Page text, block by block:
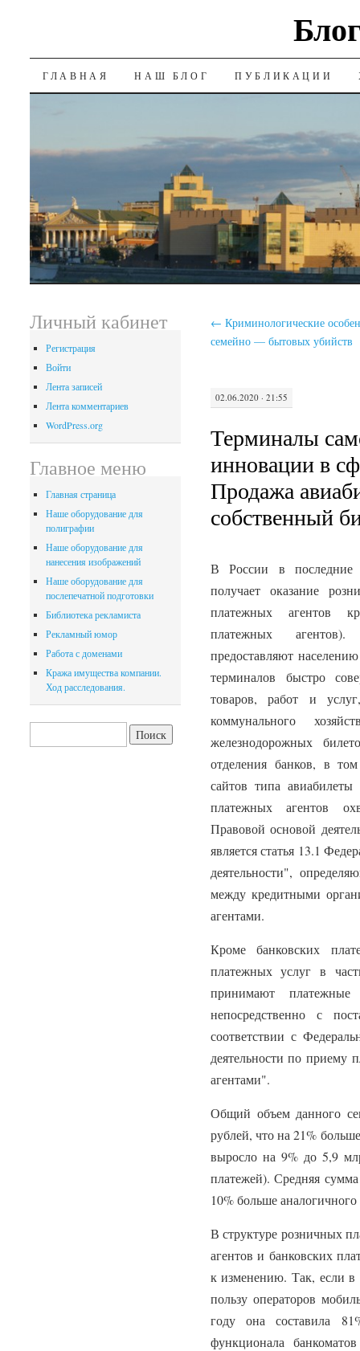
SKIP
ГЛАВНАЯ НАШ БЛОГ ПУБЛИКАЦИИ
← Криминологические
семейно — бытовых убийств
02.06.2020 · 21:55
Терминалы
инновации в
Продажа
собственный
В России в последние
получает оказание
платежных агентов
платежных
предоставляют
терминалов быстро
товаров, работ и
коммунального
железнодорожных
отделения банков, в
сайтов типа авиабилеты
платежных агентов
Правовой основой
является статья 13.1
деятельности",
между кредитными
агентами.
Кроме банковских
платежных услуг в
принимают платежные
непосредственно с
соответствии с
деятельности по приему
агентами".
Общий объем данного
рублей, что на 21%
выросло на 9% до 5,9
платежей). Средняя
10% больше аналогичного
В структуре розничных
агентов и банковских
к изменению. Так, если в
пользу операторов
году она составила
функционала
Личный кабинет
Регистрация
Войти
Лента записей
Лента комментариев
WordPress.org
Главное меню
Главная страница
Наше оборудование для
полиграфии
Наше оборудование для
нанесения изображений
Наше оборудование для
послепечатной подготовки
Библиотека рекламиста
Рекламный юмор
Работа с доменами
Кража имущества компании.
Ход расследования.